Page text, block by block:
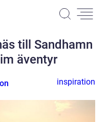
till Sandhamn
äventyr
inspiration